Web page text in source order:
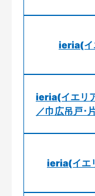
ieria(イ
ieria(イエリ
／巾広吊戸･
ieria(イエ